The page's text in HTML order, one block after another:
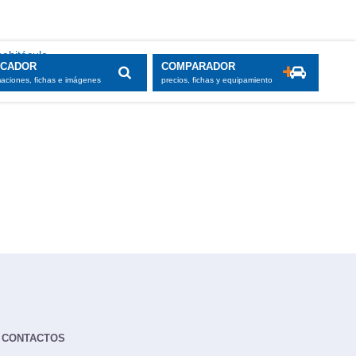
fichas e imágenes
COMPARADOR
precios, fichas y equipamiento
CONTACTOS